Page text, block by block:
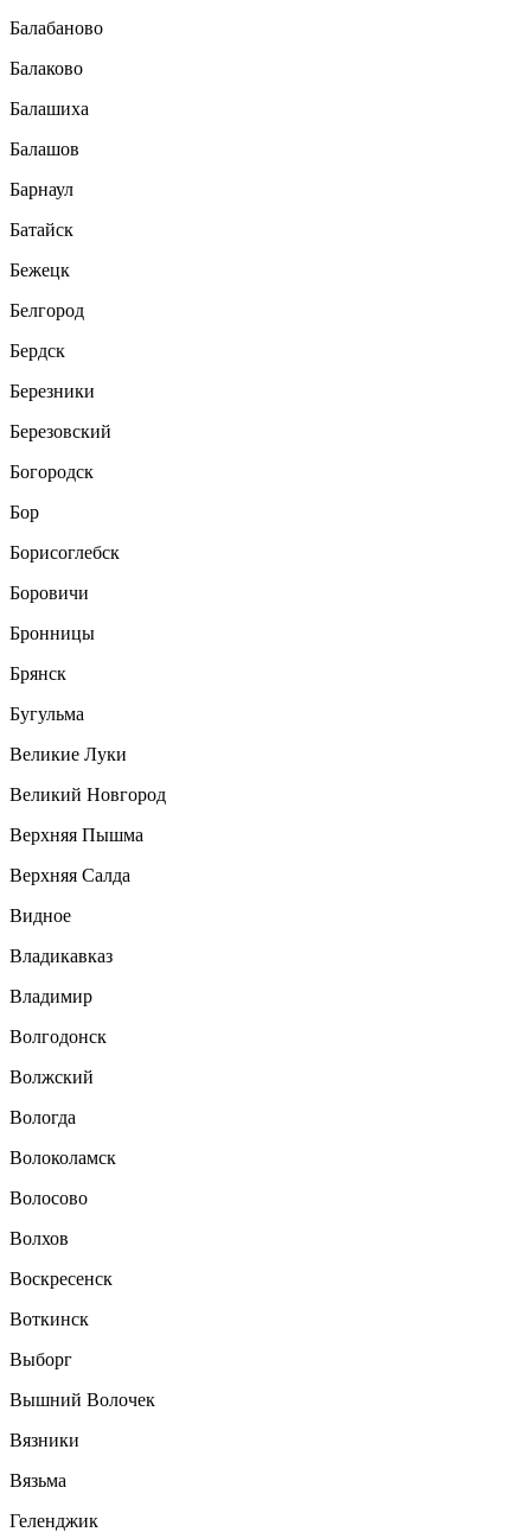
Балабаново
Балаково
Балашиха
Балашов
Барнаул
Батайск
Бежецк
Белгород
Бердск
Березники
Березовский
Богородск
Бор
Борисоглебск
Боровичи
Бронницы
Брянск
Бугульма
Великие Луки
Великий Новгород
Верхняя Пышма
Верхняя Салда
Видное
Владикавказ
Владимир
Волгодонск
Волжский
Вологда
Волоколамск
Волосово
Волхов
Воскресенск
Воткинск
Выборг
Вышний Волочек
Вязники
Вязьма
Геленджик